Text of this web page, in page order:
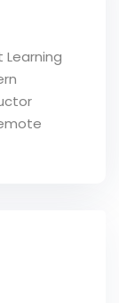
Learning